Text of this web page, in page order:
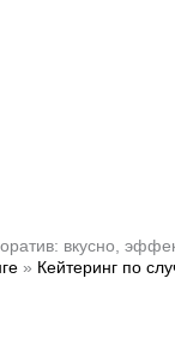
вкусно,
» Кейтеринг по